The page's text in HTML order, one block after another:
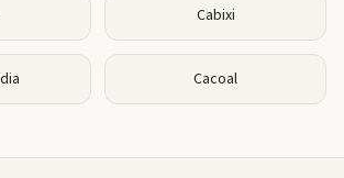
Cabixi
Cacoal